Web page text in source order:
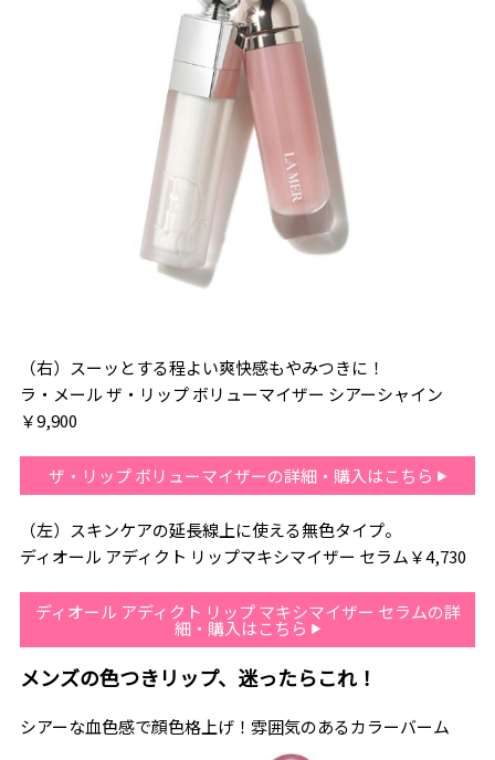
（右）スーッとする程よい爽快感もやみつきに！
ラ・メール ザ・リップ ボリューマイザー シアーシャイン
￥9,900
ザ・リップ ボリューマイザーの詳細・購入はこちら
（左）スキンケアの延長線上に使える無色タイプ。
ディオール アディクト リップマキシマイザー セラム￥4,730
ディオール アディクト リップ マキシマイザー セラムの詳
細・購入はこちら
メンズの色つきリップ、迷ったらこれ！
シアーな血色感で顔色格上げ！雰囲気のあるカラーバーム